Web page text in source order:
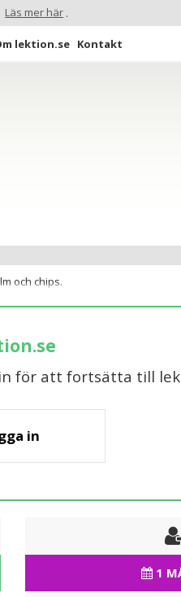
Läs mer här .
lektion.se Kontakt
och chips.
för att fortsätta till
in
1